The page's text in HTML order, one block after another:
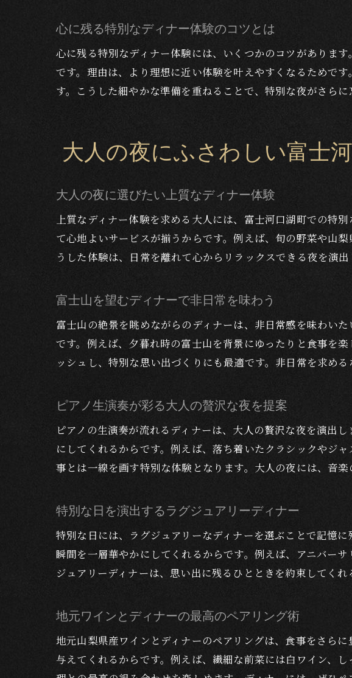
地元食材と
地元食
ディナ
大人の夜を
大人の
富士河
記憶に
ディナ
ピアノの音
ディナ
ラグジ
大人の
心に残る特別なディナー体験のコツとは
心に残る特別なディナー体験には、いくつかのコツがありま
です。理由は、より理想に近い体験を叶えやすくなるためで
す。こうした細やかな準備を重ねることで、特別な夜がさらに
大人の夜にふさわしい富士
大人の夜に選びたい上質なディナー体験
上質なディナー体験を求める大人には、富士河口湖町での特
て心地よいサービスが揃うからです。例えば、旬の野菜や山
うした体験は、日常を離れて心からリラックスできる夜を演
富士山を望むディナーで非日常を味わう
富士山の絶景を眺めながらのディナーは、非日常感を味わい
です。例えば、夕暮れ時の富士山を背景にゆったりと食事を
ッシュし、特別な思い出づくりにも最適です。非日常を求め
ピアノ生演奏が彩る大人の贅沢な夜を提案
ピアノの生演奏が流れるディナーは、大人の贅沢な夜を演出
にしてくれるからです。例えば、落ち着いたクラシックやジ
事とは一線を画す特別な体験となります。大人の夜には、音楽
特別な日を演出するラグジュアリーディナー
特別な日には、ラグジュアリーなディナーを選ぶことで記憶
瞬間を一層華やかにしてくれるからです。例えば、アニバー
ジュアリーディナーは、思い出に残るひとときを約束してく
地元ワインとディナーの最高のペアリング術
地元山梨県産ワインとディナーのペアリングは、食事をさら
与えてくれるからです。例えば、繊細な前菜には白ワイン、